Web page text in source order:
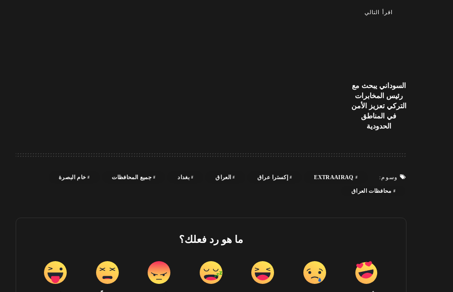
اقرأ التالي
السوداني يبحث مع
رئيس المخابرات
التركي تعزيز الأمن
في المناطق
الحدودية
وسوم: EXTRAAIRAQ إكسترا عراق العراق بغداد جميع المحافظات خام البصرة
محافظات العراق
ما هو رد فعلك؟